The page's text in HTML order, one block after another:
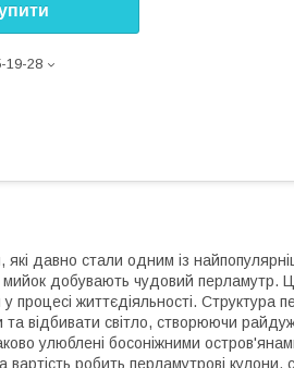
19-28
давно стали одним із
мийок добувають чудовий перламутр.
процесі життєдіяльності. Структура
відбивати світло, створюючи
улюблені босоніжними
вартість робить перламутрові кулони,